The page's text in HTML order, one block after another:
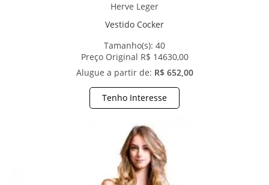
Herve Leger
Vestido Cocker
Tamanho(s): 40
Preço Original R$ 14630,00
Alugue a partir de: R$ 652,00
Tenho Interesse